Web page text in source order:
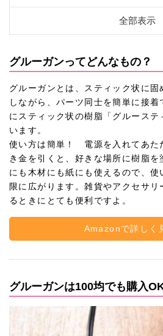
グルーガンってどんなもの？
グルーガンとは、スティック状に
しながら、パーツ同士を簡単に接
にスティック状の樹脂「グルーステ
います。
使い方は簡単！ 電源を入れてあた
き金を引くと、好きな場所に樹脂
にも木材にも紙にも使えるので、
限に広がります。雑貨やアクセサ
るときにとても便利ですよ。
Amazonで詳しく
グルーガンは100均でも購入